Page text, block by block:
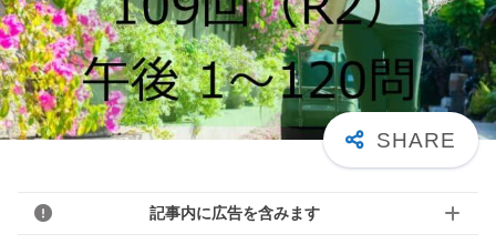
記事内に広告を含みます